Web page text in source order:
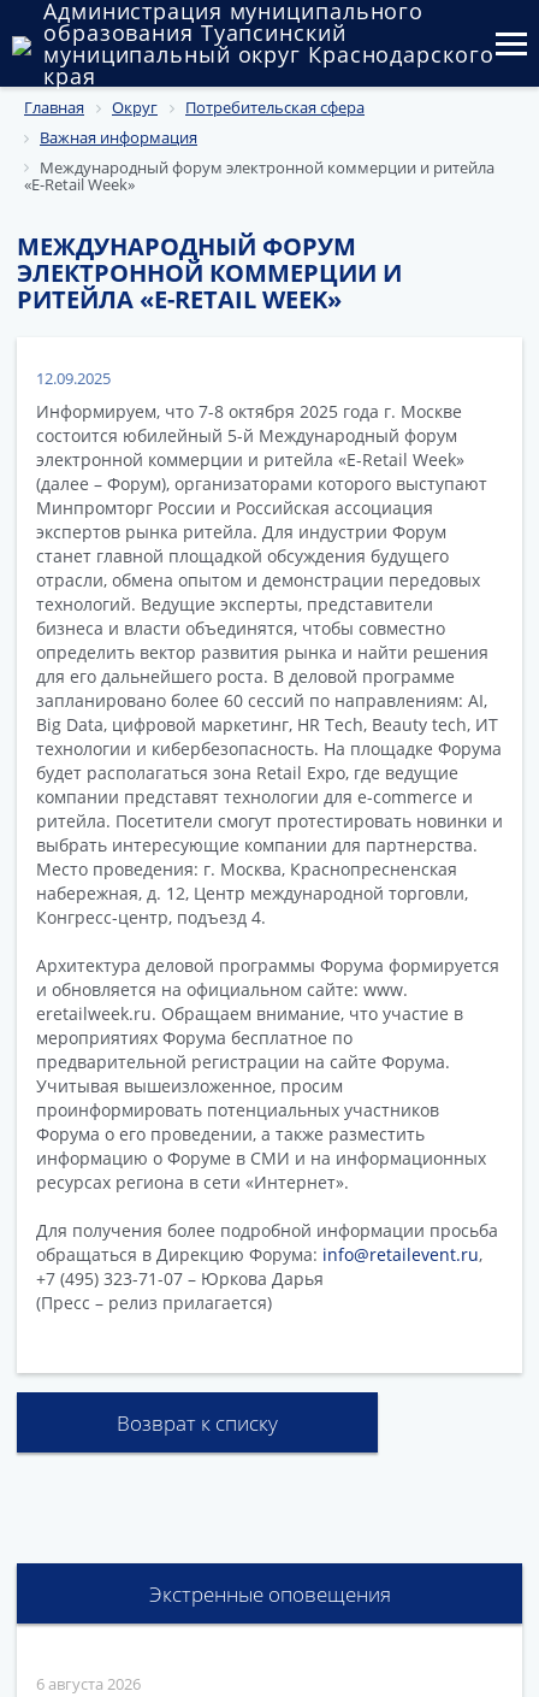
Администрация муниципального
образования Туапсинский
муниципальный округ Краснодарского
края
Округ
Администрация
Государственный и муниципальный контроль
Публичные слушания и общественные обсуждения
Документы
Главная Округ
Потребительская сфера
Важная информация
Международный форум электронной коммерции и ритейла
«E-Retail Week»
МЕЖДУНАРОДНЫЙ ФОРУМ
ЭЛЕКТРОННОЙ КОММЕРЦИИ И
РИТЕЙЛА «E-RETAIL WEEK»
12.09.2025
Информируем, что 7-8 октября 2025 года г. Москве
состоится юбилейный 5-й Международный форум
электронной коммерции и ритейла «E-Retail Week»
(далее – Форум), организаторами которого выступают
Минпромторг России и Российская ассоциация
экспертов рынка ритейла. Для индустрии Форум
станет главной площадкой обсуждения будущего
отрасли, обмена опытом и демонстрации передовых
технологий. Ведущие эксперты, представители
бизнеса и власти объединятся, чтобы совместно
определить вектор развития рынка и найти решения
для его дальнейшего роста. В деловой программе
запланировано более 60 сессий по направлениям: AI,
Big Data, цифровой маркетинг, HR Tech, Beauty tech, ИТ
технологии и кибербезопасность. На площадке Форума
будет располагаться зона Retail Expo, где ведущие
компании представят технологии для e-commerce и
ритейла. Посетители смогут протестировать новинки и
выбрать интересующие компании для партнерства.
Место проведения: г. Москва, Краснопресненская
набережная, д. 12, Центр международной торговли,
Конгресс-центр, подъезд 4.
Архитектура деловой программы Форума формируется
и обновляется на официальном сайте: www.
eretailweek.ru. Обращаем внимание, что участие в
мероприятиях Форума бесплатное по
предварительной регистрации на сайте Форума.
Учитывая вышеизложенное, просим
проинформировать потенциальных участников
Форума о его проведении, а также разместить
информацию о Форуме в СМИ и на информационных
ресурсах региона в сети «Интернет».
Для получения более подробной информации просьба
обращаться в Дирекцию Форума: info@retailevent.ru,
+7 (495) 323-71-07 – Юркова Дарья
(Пресс – релиз прилагается)
Возврат к списку
Экстренные оповещения
6 августа 2026